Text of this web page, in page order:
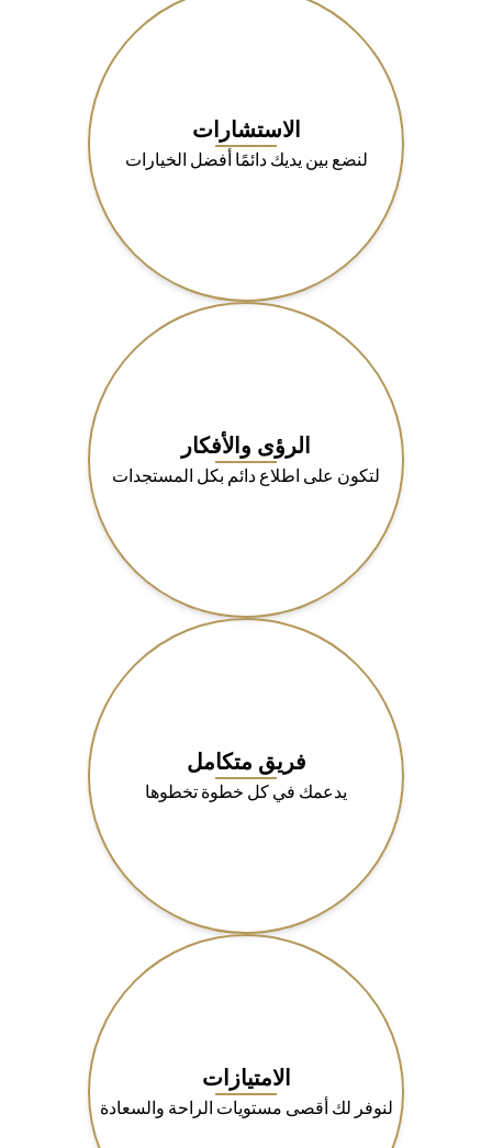
الاستشارات
لنضع بين يديك دائمًا أفضل الخيارات
الرؤى والأفكار
لتكون على اطلاع دائم بكل المستجدات
فريق متكامل
يدعمك في كل خطوة تخطوها
الامتيازات
لنوفر لك أقصى مستويات الراحة والسعادة